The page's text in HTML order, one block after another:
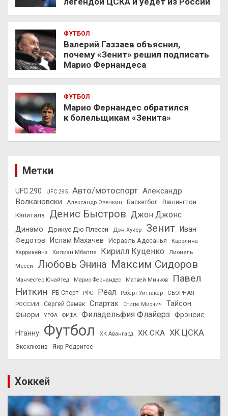
ФУТБОЛ
Валерий Газзаев объяснил,
почему «Зенит» решил подписать
Марио Фернандеса
ФУТБОЛ
Марио Фернандес обратился
к болельщикам «Зенита»
Метки
UFC 290 UFC 295 Авто/мотоспорт Александр
Волкановски
Александр Овечкин Баскетбол
Вашингтон
Кэпиталз
Денис Быстров Джон Джонс
Динамо Дрикус Дю Плесси Дэн Хукер Зенит
Иван
Федотов
Ислам Махачев Исраэль Адесанья
Каролина
Харрикейнз
Килиан Мбаппе Кирилл Куценко
Лионель
Месси
Любовь Энина Максим Сидоров
Манчестер Юнайтед Марио Фернандес Матвей Мичков
Павел
Ниткин
РБ Спорт РФС Реал Роберт Уиттакер
СБОРНАЯ
РОССИИ
Сергей Семак Спартак Стипе Миочич
Тайсон
Фьюри
УЕФА ФИФА Филадельфия Флайерз Фрэнсис
Нганну Футбол ХК Авангард ХК СКА ХК ЦСКА
Эксклюзив Яир Родригес
Хоккей